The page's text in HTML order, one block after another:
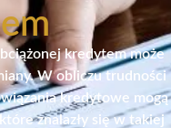
kredytem może
W obliczu trudności
kredytowe mogą
znalazły się w takiej